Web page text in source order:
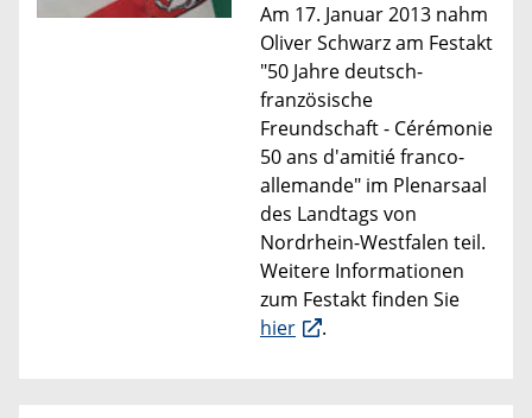
Am 17. Januar 2013 nahm
Oliver Schwarz am Festakt
"50 Jahre deutsch-
französische
Freundschaft - Cérémonie
50 ans d'amitié franco-
allemande" im Plenarsaal
des Landtags von
Nordrhein-Westfalen teil.
Weitere Informationen
zum Festakt finden Sie
hier
.